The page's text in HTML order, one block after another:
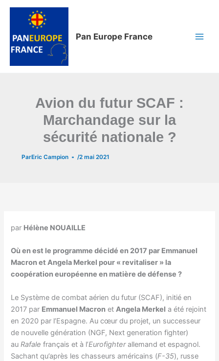
Aller
Pan Europe France
Avion du futur SCAF :
Marchandage sur la
sécurité nationale ?
ParEric Campion /2 mai 2021
par Hélène NOUAILLE
Où en est le programme décidé en 2017 par Emmanuel
Macron et Angela Merkel pour « revitaliser » la
coopération européenne en matière de défense ?
Le Système de combat aérien du futur (SCAF), initié en
2017 par Emmanuel Macron etAngela Merkel a été rejoint
en 2020 par l’Espagne. Au cœur du projet, un successeur
de nouvelle génération (NGF, Next generation fighter)
auRafale français et à l’Eurofighterallemand et espagnol.
Sachant qu’après les chasseurs américains (F-35), russe